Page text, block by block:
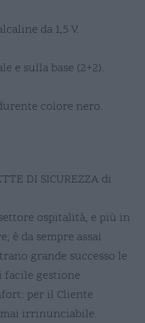
da 1,5 V.
e sulla base (2+2).
colore nero.
DI SICUREZZA di
ospitalità, e più in
è da sempre assai
grande successo le
facile gestione
per il Cliente
irrinunciabile.